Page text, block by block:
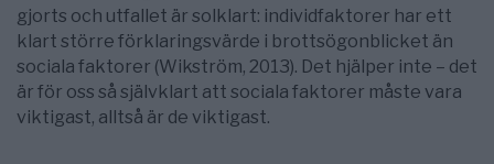
gjorts och utfallet är solklart: individfaktorer har ett
klart större förklaringsvärde i brottsögonblicket än
sociala faktorer (Wikström, 2013). Det hjälper inte – det
är för oss så självklart att sociala faktorer måste vara
viktigast, alltså är de viktigast.